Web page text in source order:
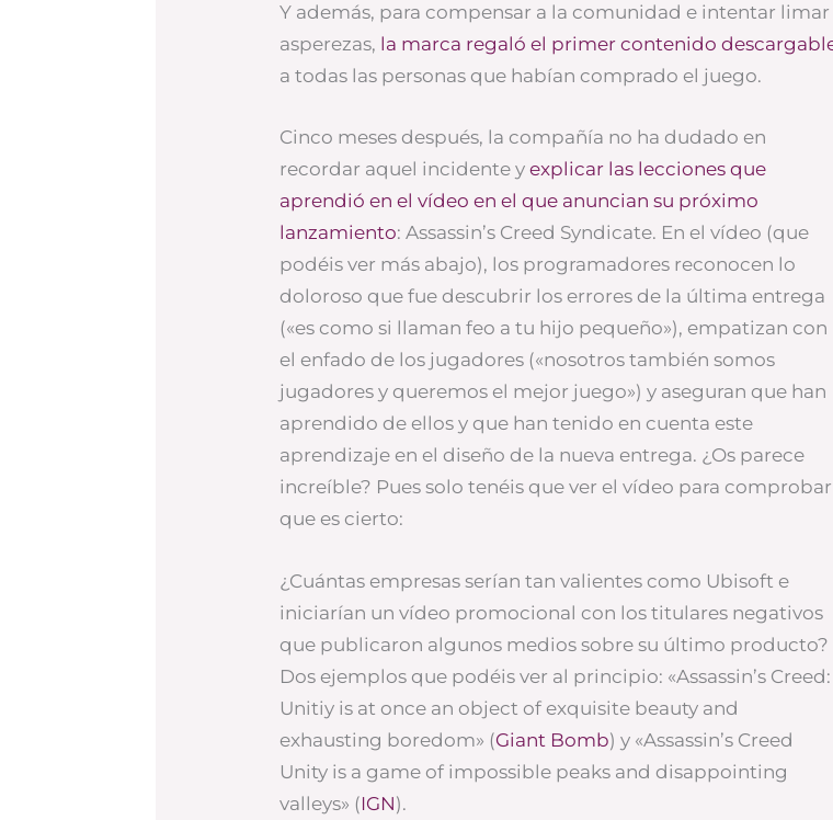
Y además, para compensar a la comunidad e intentar limar
asperezas, la marca regaló el primer contenido
a todas las personas que habían comprado el juego.
Cinco meses después, la compañía no ha dudado en
recordar aquel incidente yexplicar las lecciones que
aprendió en el vídeo en el que anuncian su próximo
lanzamiento: Assassin’s Creed Syndicate. En el vídeo (que
podéis ver más abajo), los programadores reconocen lo
doloroso que fue descubrir los errores de la última entrega
(«es como si llaman feo a tu hijo pequeño»), empatizan con
el enfado de los jugadores («nosotros también somos
jugadores y queremos el mejor juego») y aseguran que han
aprendido de ellos y que han tenido en cuenta este
aprendizaje en el diseño de la nueva entrega. ¿Os parece
increíble? Pues solo tenéis que ver el vídeo para comprobar
que es cierto:
¿Cuántas empresas serían tan valientes como Ubisoft e
iniciarían un vídeo promocional con los titulares negativos
que publicaron algunos medios sobre su último producto?
Dos ejemplos que podéis ver al principio: «Assassin’s Creed:
Unitiy is at once an object of exquisite beauty and
exhausting boredom» (Giant Bomb) y «Assassin’s Creed
Unity is a game of impossible peaks and disappointing
valleys» (IGN).